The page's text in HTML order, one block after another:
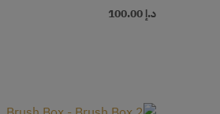
د.إ100.00